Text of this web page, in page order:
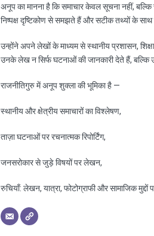
अनूप का मानना है कि समाचार केवल सूचना नहीं,
निष्पक्ष दृष्टिकोण से समझते हैं और सटीक तथ्यों के
उन्होंने अपने लेखों के माध्यम से स्थानीय प्रशासन,
उनके लेख न सिर्फ घटनाओं की जानकारी देते हैं, बल्कि
राजनीतिगुरु में अनूप शुक्ला की भूमिका है —
स्थानीय और क्षेत्रीय समाचारों का विश्लेषण,
ताज़ा घटनाओं पर रचनात्मक रिपोर्टिंग,
जनसरोकार से जुड़े विषयों पर लेखन,
रुचियाँ: लेखन, यात्रा, फोटोग्राफी और सामाजिक मुद्दों